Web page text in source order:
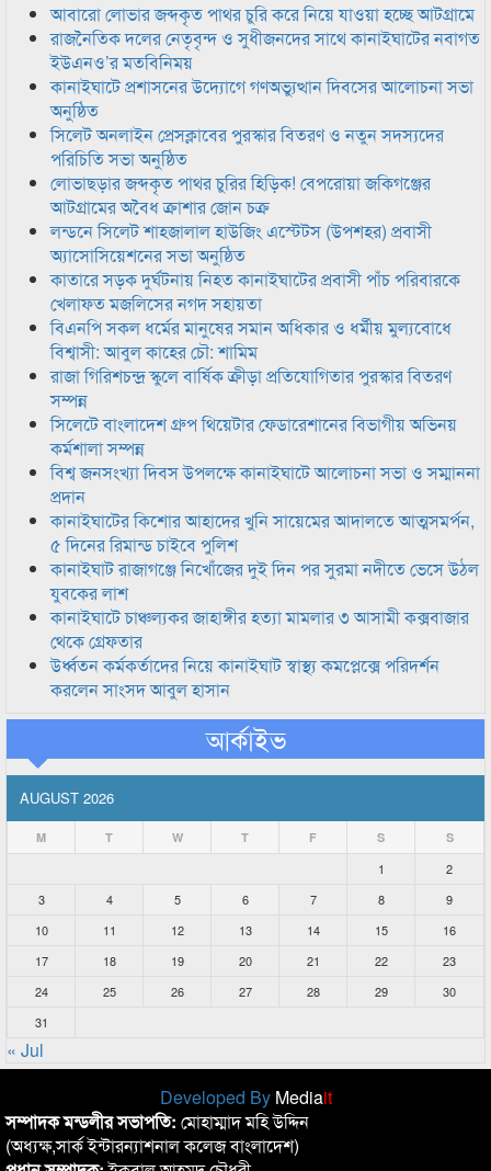
আবারো লোভার জব্দকৃত পাথর চুরি করে নিয়ে যাওয়া হচ্ছে আটগ্রামে
রাজনৈতিক দলের নেতৃবৃন্দ ও সুধীজনদের সাথে কানাইঘাটের নবাগত
ইউএনও’র মতবিনিময়
কানাইঘাটে প্রশাসনের উদ্যোগে গণঅভ্যুত্থান দিবসের আলোচনা সভা
অনুষ্ঠিত
সিলেট অনলাইন প্রেসক্লাবের পুরস্কার বিতরণ ও নতুন সদস্যদের
পরিচিতি সভা অনুষ্ঠিত
লোভাছড়ার জব্দকৃত পাথর চুরির হিড়িক! বেপরোয়া জকিগঞ্জের
আটগ্রামের অবৈধ ক্রাশার জোন চক্র
লন্ডনে সিলেট শাহজালাল হাউজিং এস্টেটস (উপশহর) প্রবাসী
অ্যাসোসিয়েশনের সভা অনুষ্ঠিত
কাতারে সড়ক দুর্ঘটনায় নিহত কানাইঘাটের প্রবাসী পাঁচ পরিবারকে
খেলাফত মজলিসের নগদ সহায়তা
বিএনপি সকল ধর্মের মানুষের সমান অধিকার ও ধর্মীয় মুল্যবোধে
বিশ্বাসী: আবুল কাহের চৌ: শামিম
রাজা গিরিশচন্দ্র স্কুলে বার্ষিক ক্রীড়া প্রতিযোগিতার পুরস্কার বিতরণ
সম্পন্ন
সিলেটে বাংলাদেশ গ্রুপ থিয়েটার ফেডারেশানের বিভাগীয় অভিনয়
কর্মশালা সম্পন্ন
বিশ্ব জনসংখ্যা দিবস উপলক্ষে কানাইঘাটে আলোচনা সভা ও সম্মাননা
প্রদান
কানাইঘাটের কিশোর আহাদের খুনি সায়েমের আদালতে আত্মসমর্পন,
৫ দিনের রিমান্ড চাইবে পুলিশ
কানাইঘাট রাজাগঞ্জে নিখোঁজের দুই দিন পর সুরমা নদীতে ভেসে উঠল
যুবকের লাশ
কানাইঘাটে চাঞ্চল্যকর জাহাঙ্গীর হত্যা মামলার ৩ আসামী কক্সবাজার
থেকে গ্রেফতার
উর্ধ্বতন কর্মকর্তাদের নিয়ে কানাইঘাট স্বাস্থ্য কমপ্লেক্সে পরিদর্শন
করলেন সাংসদ আবুল হাসান
আর্কাইভ
AUGUST 2026
M T W T F S S
1
2
3
4 5 6 7 8
9
10
11 12 13 14 15
16
17
18 19 20 21 22
23
24
25 26 27 28 29
30
31
« Jul
Developed By Mediait
সম্পাদক মন্ডলীর সভাপতি: মোহাম্মাদ মহি উদ্দিন
(অধ্যক্ষ,সার্ক ইন্টারন্যাশনাল কলেজ বাংলাদেশ)